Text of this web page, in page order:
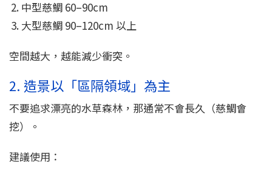
中型慈鯛 60–90cm
大型慈鯛 90–120cm 以上
空間越大，越能減少衝突。
2. 造景以「區隔領域」為主
不要追求漂亮的水草森林，那通常不會長久（慈鯛會
挖）。
建議使用：